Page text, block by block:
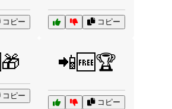
コピー コピー
コピー
📲🆓🏆
コピー